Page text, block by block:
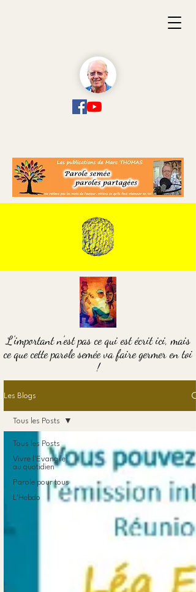
L'important n'est pas ce qui est écrit ici, mais
ce que cette parole semée va faire germer en toi
!
Les Blogs
Tous les Posts
Vivre l'Evangile
au quotidien
Parole pour tous
L'Hebdo
Tous les Posts